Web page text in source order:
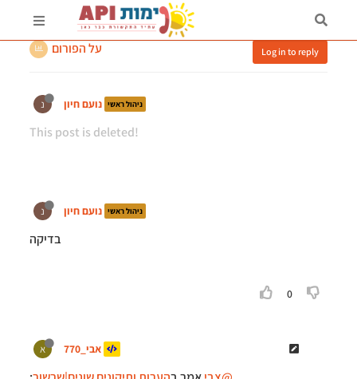
הערות ותיקונים שונים|שרשור
על הפורום Log in to reply
נ נועם חיון ניהול ראשי
This post is deleted!
נ נועם חיון ניהול ראשי
בדיקה
0
א אבי_770